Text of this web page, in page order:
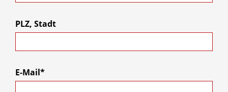
PLZ, Stadt
E-Mail*